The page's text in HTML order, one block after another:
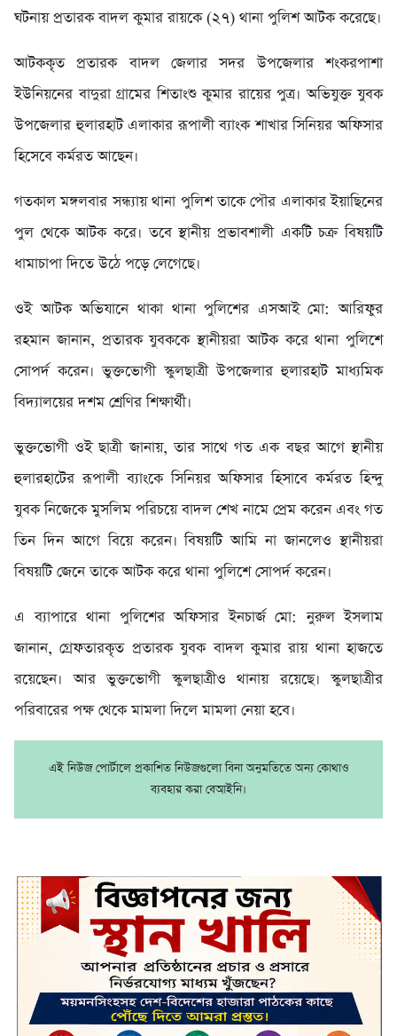
ঘটনায় প্রতারক বাদল কুমার রায়কে (২৭) থানা পুলিশ আটক করেছে।
আটককৃত প্রতারক বাদল জেলার সদর উপজেলার শংকরপাশা
ইউনিয়নের বাদুরা গ্রামের শিতাংশু কুমার রায়ের পুত্র। অভিযুক্ত যুবক
উপজেলার হুলারহাট এলাকার রূপালী ব্যাংক শাখার সিনিয়র অফিসার
হিসেবে কর্মরত আছেন।
গতকাল মঙ্গলবার সন্ধ্যায় থানা পুলিশ তাকে পৌর এলাকার ইয়াছিনের
পুল থেকে আটক করে। তবে স্থানীয় প্রভাবশালী একটি চক্র বিষয়টি
ধামাচাপা দিতে উঠে পড়ে লেগেছে।
ওই আটক অভিযানে থাকা থানা পুলিশের এসআই মো: আরিফুর
রহমান জানান, প্রতারক যুবককে স্থানীয়রা আটক করে থানা পুলিশে
সোপর্দ করেন। ভুক্তভোগী স্কুলছাত্রী উপজেলার হুলারহাট মাধ্যমিক
বিদ্যালয়ের দশম শ্রেণির শিক্ষার্থী।
ভুক্তভোগী ওই ছাত্রী জানায়, তার সাথে গত এক বছর আগে স্থানীয়
হুলারহাটের রূপালী ব্যাংকে সিনিয়র অফিসার হিসাবে কর্মরত হিন্দু
যুবক নিজেকে মুসলিম পরিচয়ে বাদল শেখ নামে প্রেম করেন এবং গত
তিন দিন আগে বিয়ে করেন। বিষয়টি আমি না জানলেও স্থানীয়রা
বিষয়টি জেনে তাকে আটক করে থানা পুলিশে সোপর্দ করেন।
এ ব্যাপারে থানা পুলিশের অফিসার ইনচার্জ মো: নুরুল ইসলাম
জানান, গ্রেফতারকৃত প্রতারক যুবক বাদল কুমার রায় থানা হাজতে
রয়েছেন। আর ভুক্তভোগী স্কুলছাত্রীও থানায় রয়েছে। স্কুলছাত্রীর
পরিবারের পক্ষ থেকে মামলা দিলে মামলা নেয়া হবে।
এই নিউজ পোর্টালে প্রকাশিত নিউজগুলো বিনা অনুমতিতে অন্য কোথাও
ব্যবহার করা বেআইনি।